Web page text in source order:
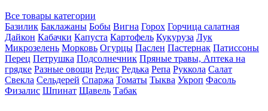
Все товары категории
Базилик Баклажаны Бобы Вигна Горох Горчица салатная
Дайкон Кабачки Капуста Картофель Кукуруза Лук
Микрозелень Морковь Огурцы Паслен Пастернак Патиссоны
Перец Петрушка Подсолнечник Пряные травы, Аптека на
грядке Разные овощи Редис Редька Репа Руккола Салат
Свекла Сельдерей Спаржа Томаты Тыква Укроп Фасоль
Физалис Шпинат Щавель Табак